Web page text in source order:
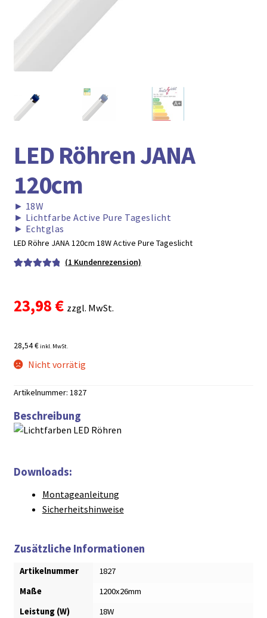
► ZAHLARTEN
► VERSANDARTEN
LED Röhren JANA
120cm
► 18W
► Lichtfarbe Active Pure Tageslicht
► Echtglas
LED Röhre JANA 120cm 18W Active Pure Tageslicht
basierend auf
Kundenbewe
(1 Kundenrezension)
23,98 € zzgl. MwSt.
28,54 €inkl. MwSt.
Nicht vorrätig
Artikelnummer: 1827
Beschreibung
Downloads:
Montageanleitung
Sicherheitshinweise
Zusätzliche Informationen
Artikelnummer
1827
Maße
1200x26mm
Leistung (W)
18W